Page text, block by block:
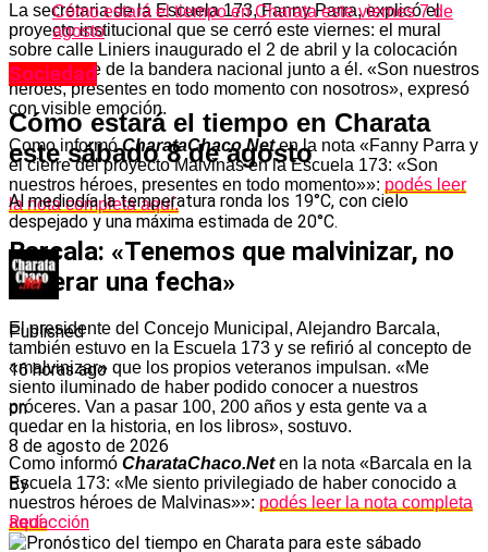
La secretaria de la Escuela 173, Fanny Parra, explicó el
proyecto institucional que se cerró este viernes: el mural
sobre calle Liniers inaugurado el 2 de abril y la colocación
permanente de la bandera nacional junto a él. «Son nuestros
héroes, presentes en todo momento con nosotros», expresó
con visible emoción.
Como informóCharataChaco.Neten la nota «Fanny Parra y
el cierre del proyecto Malvinas en la Escuela 173: «Son
nuestros héroes, presentes en todo momento»»: podés leer
la nota completa aquí.
Barcala: «Tenemos que malvinizar, no
esperar una fecha»
El presidente del Concejo Municipal, Alejandro Barcala,
también estuvo en la Escuela 173 y se refirió al concepto de
«malvinizar» que los propios veteranos impulsan. «Me
siento iluminado de haber podido conocer a nuestros
próceres. Van a pasar 100, 200 años y esta gente va a
quedar en la historia, en los libros», sostuvo.
Como informó CharataChaco.Neten la nota «Barcala en la
Escuela 173: «Me siento privilegiado de haber conocido a
nuestros héroes de Malvinas»»: podés leer la nota completa
aquí.
Cómo estará el tiempo en Charata este viernes 7 de
agosto
Sociedad
Cómo estará el tiempo en Charata
este sábado 8 de agosto
Al mediodía la temperatura ronda los 19°C, con cielo
despejado y una máxima estimada de 20°C.
Published
16 horas ago
on
8 de agosto de 2026
By
Redacción